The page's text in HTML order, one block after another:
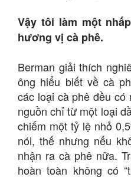
Vậy tôi làm một
hương vị cà phê.
Berman giải thích
ông hiểu biết về cà
các loại cà phê đều có
nguồn chỉ từ một loại
chiếm một tỷ lệ nhỏ
nói, thế nhưng nếu
nhận ra cà phê nữa.
hoàn toàn không có